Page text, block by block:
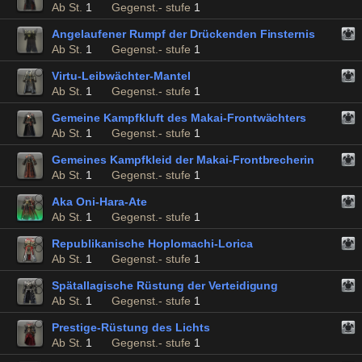
Ab St. 1 Gegenst.- stufe 1
Angelaufener Rumpf der Drückenden Finsternis
Ab St. 1 Gegenst.- stufe 1
Virtu-Leibwächter-Mantel
Ab St. 1 Gegenst.- stufe 1
Gemeine Kampfkluft des Makai-Frontwächters
Ab St. 1 Gegenst.- stufe 1
Gemeines Kampfkleid der Makai-Frontbrecherin
Ab St. 1 Gegenst.- stufe 1
Aka Oni-Hara-Ate
Ab St. 1 Gegenst.- stufe 1
Republikanische Hoplomachi-Lorica
Ab St. 1 Gegenst.- stufe 1
Spätallagische Rüstung der Verteidigung
Ab St. 1 Gegenst.- stufe 1
Prestige-Rüstung des Lichts
Ab St. 1 Gegenst.- stufe 1